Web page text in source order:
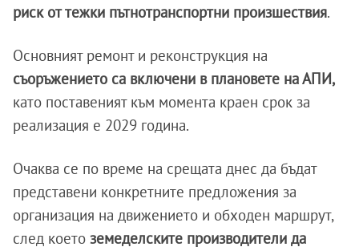
риск от тежки пътнотранспортни произшествия.
Основният ремонт и реконструкция на
съоръжението са включени в плановете на АПИ,
като поставеният към момента краен срок за
реализация е 2029 година.
Очаква се по време на срещата днес да бъдат
представени конкретните предложения за
организация на движението и обходен маршрут,
след което земеделските производители да